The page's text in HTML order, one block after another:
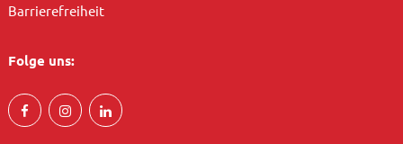
Barrierefreiheit
Folge uns: